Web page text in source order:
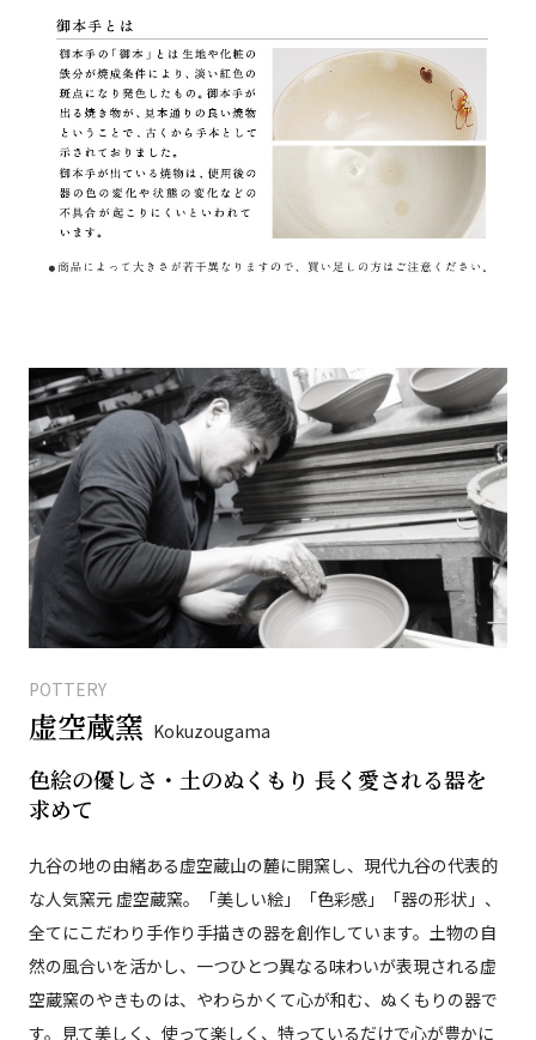
POTTERY
虚空蔵窯 Kokuzougama
色絵の優しさ・土のぬくもり 長く愛される器を
求めて
九谷の地の由緒ある虚空蔵山の麓に開窯し、現代九谷の代表的
な人気窯元 虚空蔵窯。「美しい絵」「色彩感」「器の形状」、
全てにこだわり手作り手描きの器を創作しています。土物の自
然の風合いを活かし、一つひとつ異なる味わいが表現される虚
空蔵窯のやきものは、やわらかくて心が和む、ぬくもりの器で
す。見て美しく、使って楽しく、特っているだけで心が豊かに